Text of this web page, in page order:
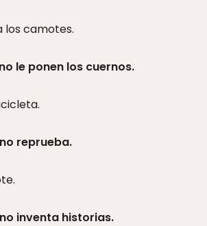
los camotes.
le ponen los cuernos.
reprueba.
inventa historias.